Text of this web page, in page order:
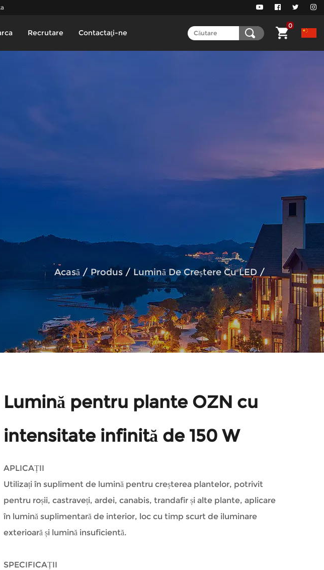
Recrutare Contactaţi-ne
0
Acasă / Produs /Lumină De Creștere Cu LED /
Lumină pentru plante OZN cu
intensitate infinită de 150 W
APLICAȚII
Utilizați în supliment de lumină pentru creșterea plantelor, potrivit
pentru roșii, castraveți, ardei, canabis, trandafir și alte plante, aplicare
în lumină suplimentară de interior, loc cu timp scurt de iluminare
exterioară și lumină insuficientă.
SPECIFICAȚII